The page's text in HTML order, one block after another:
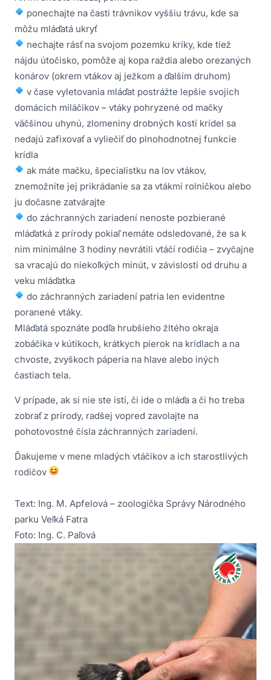
ponechajte na časti trávnikov vyššiu trávu, kde sa
môžu mláďatá ukryť
nechajte rásť na svojom pozemku kríky, kde tiež
nájdu útočisko, pomôže aj kopa raždia alebo orezaných
konárov (okrem vtákov aj ježkom a ďalším druhom)
v čase vyletovania mláďat postrážte lepšie svojich
domácich miláčikov – vtáky pohryzené od mačky
väčšinou uhynú, zlomeniny drobných kostí krídel sa
nedajú zafixovať a vyliečiť do plnohodnotnej funkcie
krídla
ak máte mačku, špecialistku na lov vtákov,
znemožnite jej prikrádanie sa za vtákmi rolničkou alebo
ju dočasne zatvárajte
do záchranných zariadení nenoste pozbierané
mláďatká z prírody pokiaľ nemáte odsledované, že sa k
nim minimálne 3 hodiny nevrátili vtáčí rodičia – zvyčajne
sa vracajú do niekoľkých minút, v závislosti od druhu a
veku mláďatka
do záchranných zariadení patria len evidentne
poranené vtáky.
Mláďatá spoznáte podľa hrubšieho žltého okraja
zobáčika v kútikoch, krátkych pierok na krídlach a na
chvoste, zvyškoch páperia na hlave alebo iných
častiach tela.
V prípade, ak si nie ste istí, či ide o mláďa a či ho treba
zobrať z prírody, radšej vopred zavolajte na
pohotovostné čísla záchranných zariadení.
Ďakujeme v mene mladých vtáčikov a ich starostlivých
rodičov
Text: Ing. M. Apfelová – zoologička Správy Národného
parku Veľká Fatra
Foto: Ing. C. Paľová